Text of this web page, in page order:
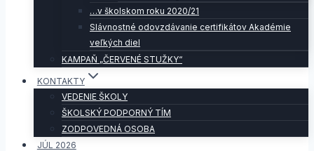
…v školskom roku 2020/21
Slávnostné odovzdávanie certifikátov Akadémie
veľkých diel
KAMPAŇ „ČERVENÉ STUŽKY“
KONTAKTY
VEDENIE ŠKOLY
ŠKOLSKÝ PODPORNÝ TÍM
ZODPOVEDNÁ OSOBA
JÚL 2026